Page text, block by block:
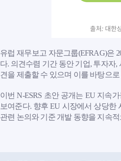
유럽 재무보고 자문그룹(EFRAG)은
다. 의견수렴 기간 동안 기업, 투자자
견을 제출할 수 있으며 이를 바탕으
이번 N-ESRS 초안 공개는 EU 지속
보여준다. 향후 EU 시장에서 상당한
관련 논의와 기준 개발 동향을 지속